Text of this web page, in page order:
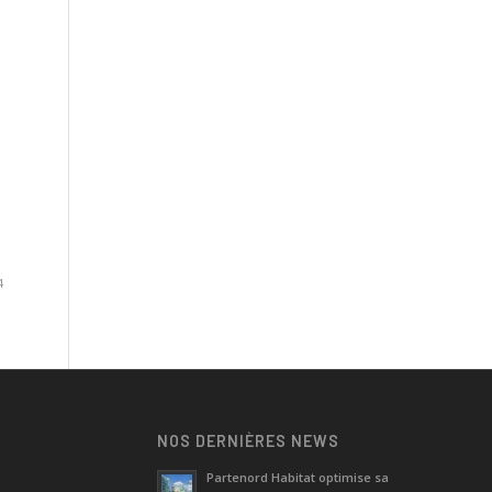
NOS DERNIÈRES NEWS
Partenord Habitat optimise sa